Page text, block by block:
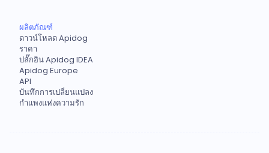
ผลิตภัณฑ์
ดาวน์โหลด Apidog
ราคา
ปลั๊กอิน Apidog IDEA
Apidog Europe
API
บันทึกการเปลี่ยนแปลง
กำแพงแห่งความรัก